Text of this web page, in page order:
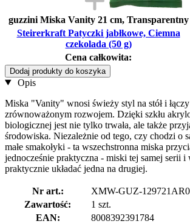
guzzini Miska Vanity 21 cm, Transparentny
Steirerkraft Patyczki jabłkowe, Ciemna
czekolada (50 g)
Cena całkowita:
Dodaj produkty do koszyka
Opis
Miska "Vanity" wnosi świeży styl na stół i
zrównoważonym rozwojem. Dzięki szkłu
biologicznej jest nie tylko trwała, ale także
środowiska. Niezależnie od tego, czy chodzi o
małe smakołyki - ta wszechstronna miska
jednocześnie praktyczna - miski tej samej serii i
praktycznie układać jedna na drugiej.
Nr art.:
XMW-GUZ-
Zawartość:
1 szt.
EAN:
8008392391784